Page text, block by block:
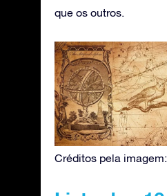
que os outros.
Créditos pela